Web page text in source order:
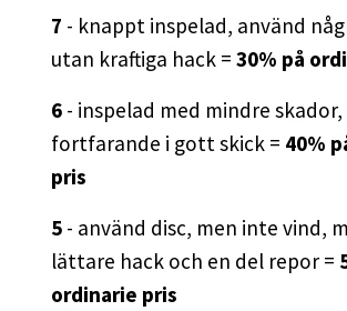
7 - knappt inspelad, använd
utan kraftiga hack = 30% på
6 - inspelad med mindre skador,
fortfarande i gott skick = 40%
pris
5 - använd disc, men inte vind,
lättare hack och en del repor =
ordinarie pris